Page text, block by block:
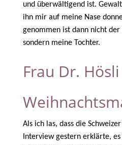
und überwältigend ist.
ihn mir auf meine Nase
genommen ist dann nicht
sondern meine Tochter.
Frau Dr.
Als ich las, dass die
Interview gestern erklärte, es